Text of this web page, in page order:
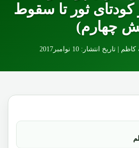
کودتای ثور تا سقوط
چهارم)
انتشار: 10 نوامبر2017